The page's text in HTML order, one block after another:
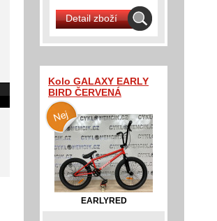
Detail zboží
Kolo GALAXY EARLY
BIRD ČERVENÁ
EARLYRED